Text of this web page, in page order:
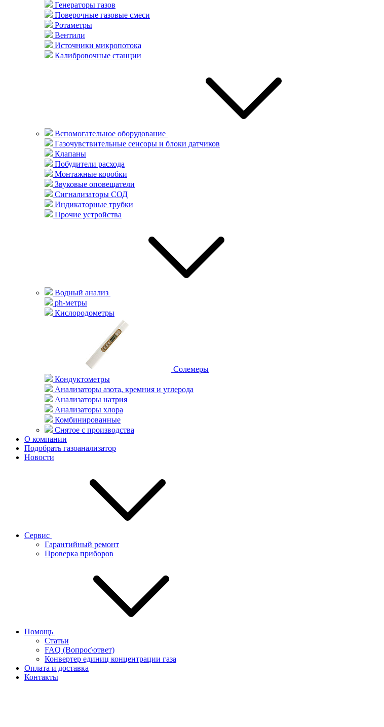
Генераторы газов
Поверочные газовые смеси
Ротаметры
Вентили
Источники микропотока
Калибровочные станции
Вспомогательное оборудование
Газочувствительные сенсоры и блоки датчиков
Клапаны
Побудители расхода
Монтажные коробки
Звуковые оповещатели
Сигнализаторы СОД
Индикаторные трубки
Прочие устройства
Водный анализ
ph-метры
Кислородометры
Солемеры
Кондуктометры
Анализаторы азота, кремния и углерода
Анализаторы натрия
Анализаторы хлора
Комбинированные
Снятое с производства
О компании
Подобрать газоанализатор
Новости
Сервис
Гарантийный ремонт
Проверка приборов
Помощь
Статьи
FAQ (Вопрос\ответ)
Конвертер единиц концентрации газа
Оплата и доставка
Контакты